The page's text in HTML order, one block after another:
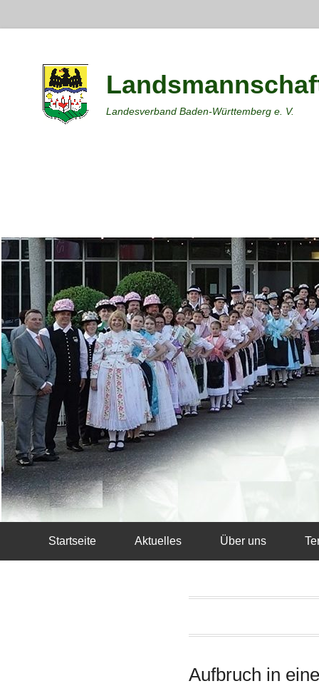
Landesverband Baden-Württemberg e. V.
Startseite Aktuelles Über uns
Aufbruch in